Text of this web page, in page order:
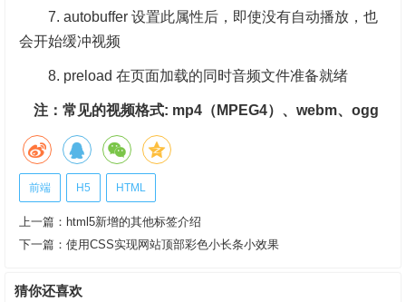
7. autobuffer 设置此属性后，即使没有自动播放，也
会开始缓冲视频
8. preload 在页面加载的同时音频文件准备就绪
注：常见的视频格式: mp4（MPEG4）、webm、ogg
前端 H5 HTML
上一篇： html5新增的其他标签介绍
下一篇： 使用CSS实现网站顶部彩色小长条小效果
猜你还喜欢